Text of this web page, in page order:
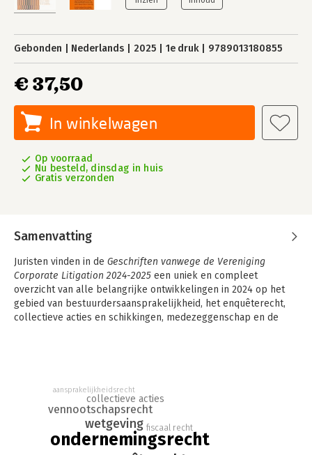
Gebonden Nederlands 2025 1e druk 9789013180855
€ 37,50
In winkelwagen
Op voorraad
Nu besteld, dinsdag in huis
Gratis verzonden
Samenvatting
Juristen vinden in de Geschriften vanwege de Vereniging
Corporate Litigation 2024-2025 een uniek en compleet
overzicht van alle belangrijke ontwikkelingen in 2024 op het
gebied van bestuurdersaansprakelijkheid, het enquêterecht,
collectieve acties en schikkingen, medezeggenschap en de
wordt de actualiteit binnen het ondernemingsrecht
en de daarbij behorende procespraktijk (corporate litigation)
in de meest ruime zin op de voet gevolgd. De jaarbundel
weerspiegelt hot issues, nieuwe trends en bezonken
opvattingen. Vast onderdeel van de Geschriften vormen de
ondernemingsrecht
wetgeving
vennootschapsrecht
collectieve acties
fiscaal recht
aansprakelijkheidsrecht